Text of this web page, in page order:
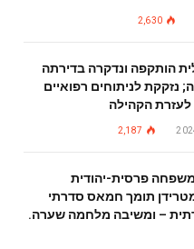
2,630
הותקפה ונדקרה בדירתה
נזקקת לניתוחים רפואיים
לעזרת הקהילה
2,187
משפחה פרסית-יהודית
תומך חמאס סדרתי
– ומשיבה מלחמה שערה.